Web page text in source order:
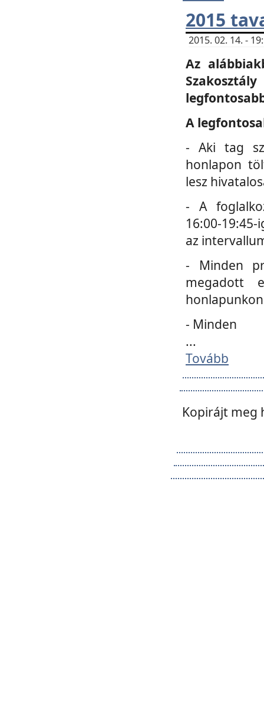
2015
2015. 02. 14. -
Az
A
- Aki tag
honlapon
lesz
- A
16:00-
az
- Minden
megadott
- Minden
...
Tovább
Kopirájt meg